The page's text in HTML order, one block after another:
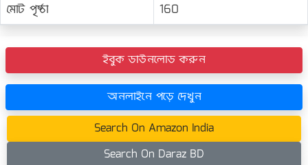
মোট পৃষ্ঠা
160
ইবুক ডাউনলোড করুন
অনলাইনে পড়ে দেখুন
Search On Amazon India
Search On Daraz BD